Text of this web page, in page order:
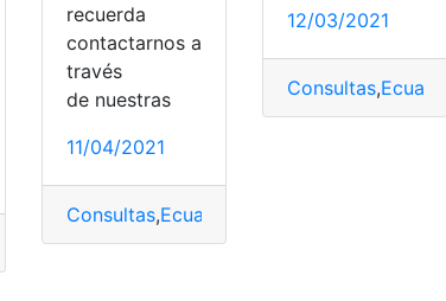
TAG Panavial,TelePass
Datos,Infracciones,Multas,Multas de tránsito
recuerda
contactarnos a
través
de nuestras
11/04/2021
Consultas,Ecuador
12/03/2021
Consultas,Ecuador